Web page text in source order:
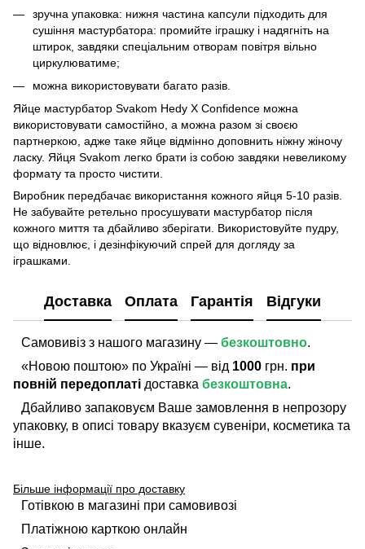
зручна упаковка: нижня частина капсули підходить для
сушіння мастурбатора: промийте іграшку і надягніть на
штирок, завдяки спеціальним отворам повітря вільно
циркулюватиме;
можна використовувати багато разів.
Яйце мастурбатор Svakom Hedy Х Confidence можна
використовувати самостійно, а можна разом зі своєю
партнеркою, адже таке яйце відмінно доповнить ніжну жіночу
ласку. Яйця Svakom легко брати із собою завдяки невеликому
формату та просто чистити.
Виробник передбачає використання кожного яйця 5-10 разів.
Не забувайте ретельно просушувати мастурбатор після
кожного миття та дбайливо зберігати. Використовуйте пудру,
що відновлює, і дезінфікуючий спрей для догляду за
іграшками.
Доставка Оплата Гарантія Відгуки
Самовивіз з нашого магазину — безкоштовно.
«Новою поштою» по Україні — від 1000 грн. при
повній передоплаті доставка безкоштовна.
Дбайливо запаковуєм Ваше замовлення в непрозору
упаковку, в описі товару вказуєм сувеніри, косметика та
інше.
Більше інформації про доставку
Готівкою в магазині при самовивозі
Платіжною карткою онлайн